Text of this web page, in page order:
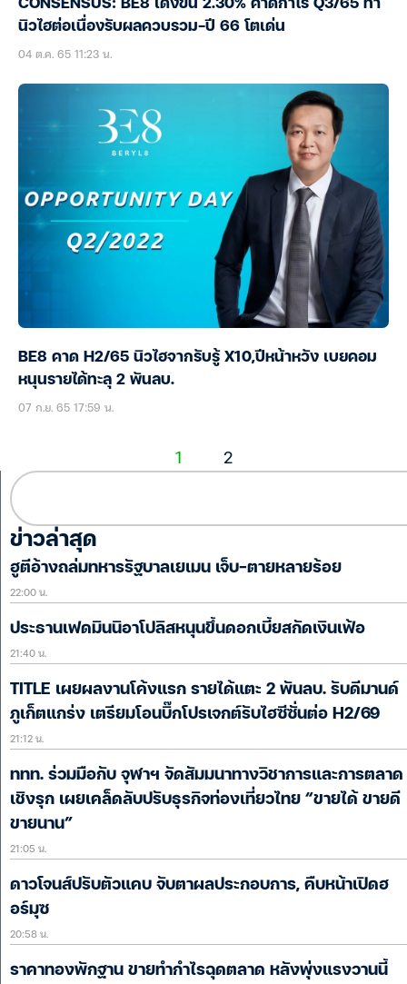
CONSENSUS: BE8 เด้งขึ้น 2.30% คาดกำไร Q3/65 ทำ
นิวไฮต่อเนื่องรับผลควบรวม-ปี 66 โตเด่น
04 ต.ค. 65 11:23 น.
BE8 คาด H2/65 นิวไฮจากรับรู้ X10,ปีหน้าหวัง เบยคอม
หนุนรายได้ทะลุ 2 พันลบ.
07 ก.ย. 65 17:59 น.
1 2
ข่าวล่าสุด
ฮูตีอ้างถล่มทหารรัฐบาลเยเมน เจ็บ-ตายหลายร้อย
22:00 น.
ประธานเฟดมินนิอาโปลิสหนุนขึ้นดอกเบี้ยสกัดเงินเฟ้อ
21:40 น.
TITLE เผยผลงานโค้งแรก รายได้แตะ 2 พันลบ. รับดีมานด์
ภูเก็ตแกร่ง เตรียมโอนบิ๊กโปรเจกต์รับไฮซีซั่นต่อ H2/69
21:12 น.
ททท. ร่วมมือกับ จุฬาฯ จัดสัมมนาทางวิชาการและการตลาด
เชิงรุก เผยเคล็ดลับปรับธุรกิจท่องเที่ยวไทย “ขายได้ ขายดี
ขายนาน”
21:05 น.
ดาวโจนส์ปรับตัวแคบ จับตาผลประกอบการ, คืบหน้าเปิดฮ
อร์มุซ
20:58 น.
ราคาทองพักฐาน ขายทำกำไรฉุดตลาด หลังพุ่งแรงวานนี้